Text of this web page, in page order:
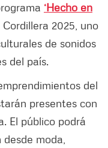
‘Hecho en
2025, uno
de sonidos
del país.
del
presentes con
El público podrá
moda,